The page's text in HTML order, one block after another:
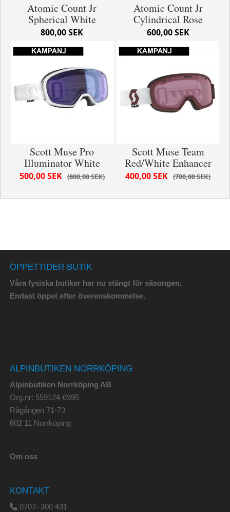
Atomic Count Jr
Spherical White
800,00 SEK
Atomic Count Jr
Cylindrical Rose
600,00 SEK
Scott Muse Pro
Illuminator White
800,00 SEK
500,00 SEK
Scott Muse Team
Red/White Enhancer
700,00 SEK
400,00 SEK
ÖPPETTIDER BUTIK
Våra fysiska butiker har nu stängt för säsongen.
Endast öppet efter överenskommelse.
ALPINBUTIKEN NORRKÖPING
Alpinbutiken Norrköping AB
Org.nr: 559124-6995
Rågången 71-73
602 11 Norrköping
Om oss
KONTAKT
0707- 300 431